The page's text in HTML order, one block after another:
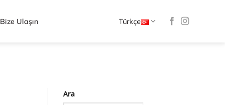
Bize Ulaşın Türkçe
Ara